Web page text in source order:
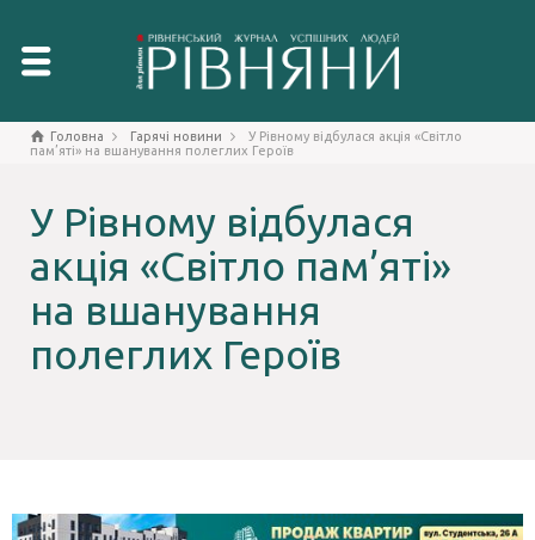
Головна Гарячі новини
У Рівному відбулася акція «Світло
пам’яті» на вшанування полеглих Героїв
У Рівному відбулася
акція «Світло пам’яті»
на вшанування
полеглих Героїв